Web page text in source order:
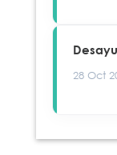
28 Oct